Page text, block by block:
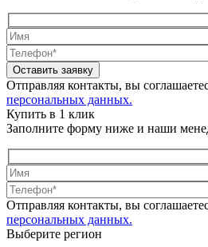
Оставить заявку
Отправляя контакты, вы
персональных данных.
Купить в 1 клик
Заполните форму ниже и наши
Отправляя контакты, вы
персональных данных.
Выберите регион